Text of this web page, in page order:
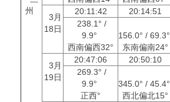
州
3月
18日
20:11:42 20:14:51
238.1° /
9.9°
西南偏西32°
156.0° / 69.3°
东南偏南24°
3月
19日
20:47:06 20:50:10
269.3° /
9.9°
正西°
345.0° / 45.4°
西北偏北15°